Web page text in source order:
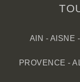
AIN - AISNE -
PROVENCE -